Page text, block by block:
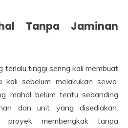
Tanpa Jaminan
terlalu tinggi sering kali membuat
kali sebelum melakukan sewa.
mahal belum tentu sebanding
dan unit yang disediakan.
proyek membengkak tanpa